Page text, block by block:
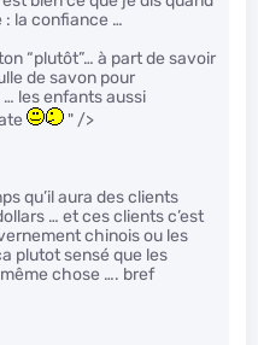
: la confiance …
“plutôt”… à part de savoir
de savon pour
les enfants aussi
" />
qu’il aura des clients
… et ces clients c’est
chinois ou les
plutot sensé que les
chose …. bref